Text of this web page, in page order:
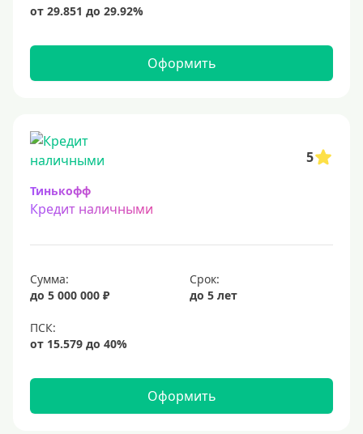
Оформить
5
Тинькофф
Кредит наличными
Сумма:
до 5 000 000 ₽
Срок:
до 5 лет
Оформить